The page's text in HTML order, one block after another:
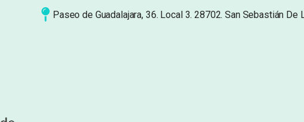
Paseo de Guadalajara, 36. Local 3. 28702. San Sebastián